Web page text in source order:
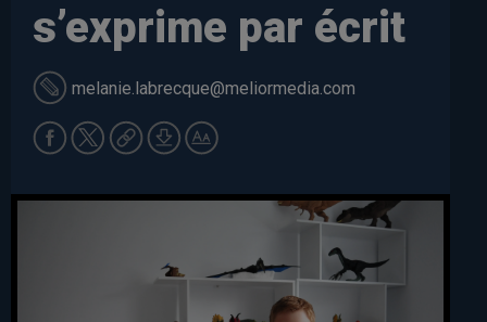
s’exprime par écrit
melanie.labrecque@meliormedia.com